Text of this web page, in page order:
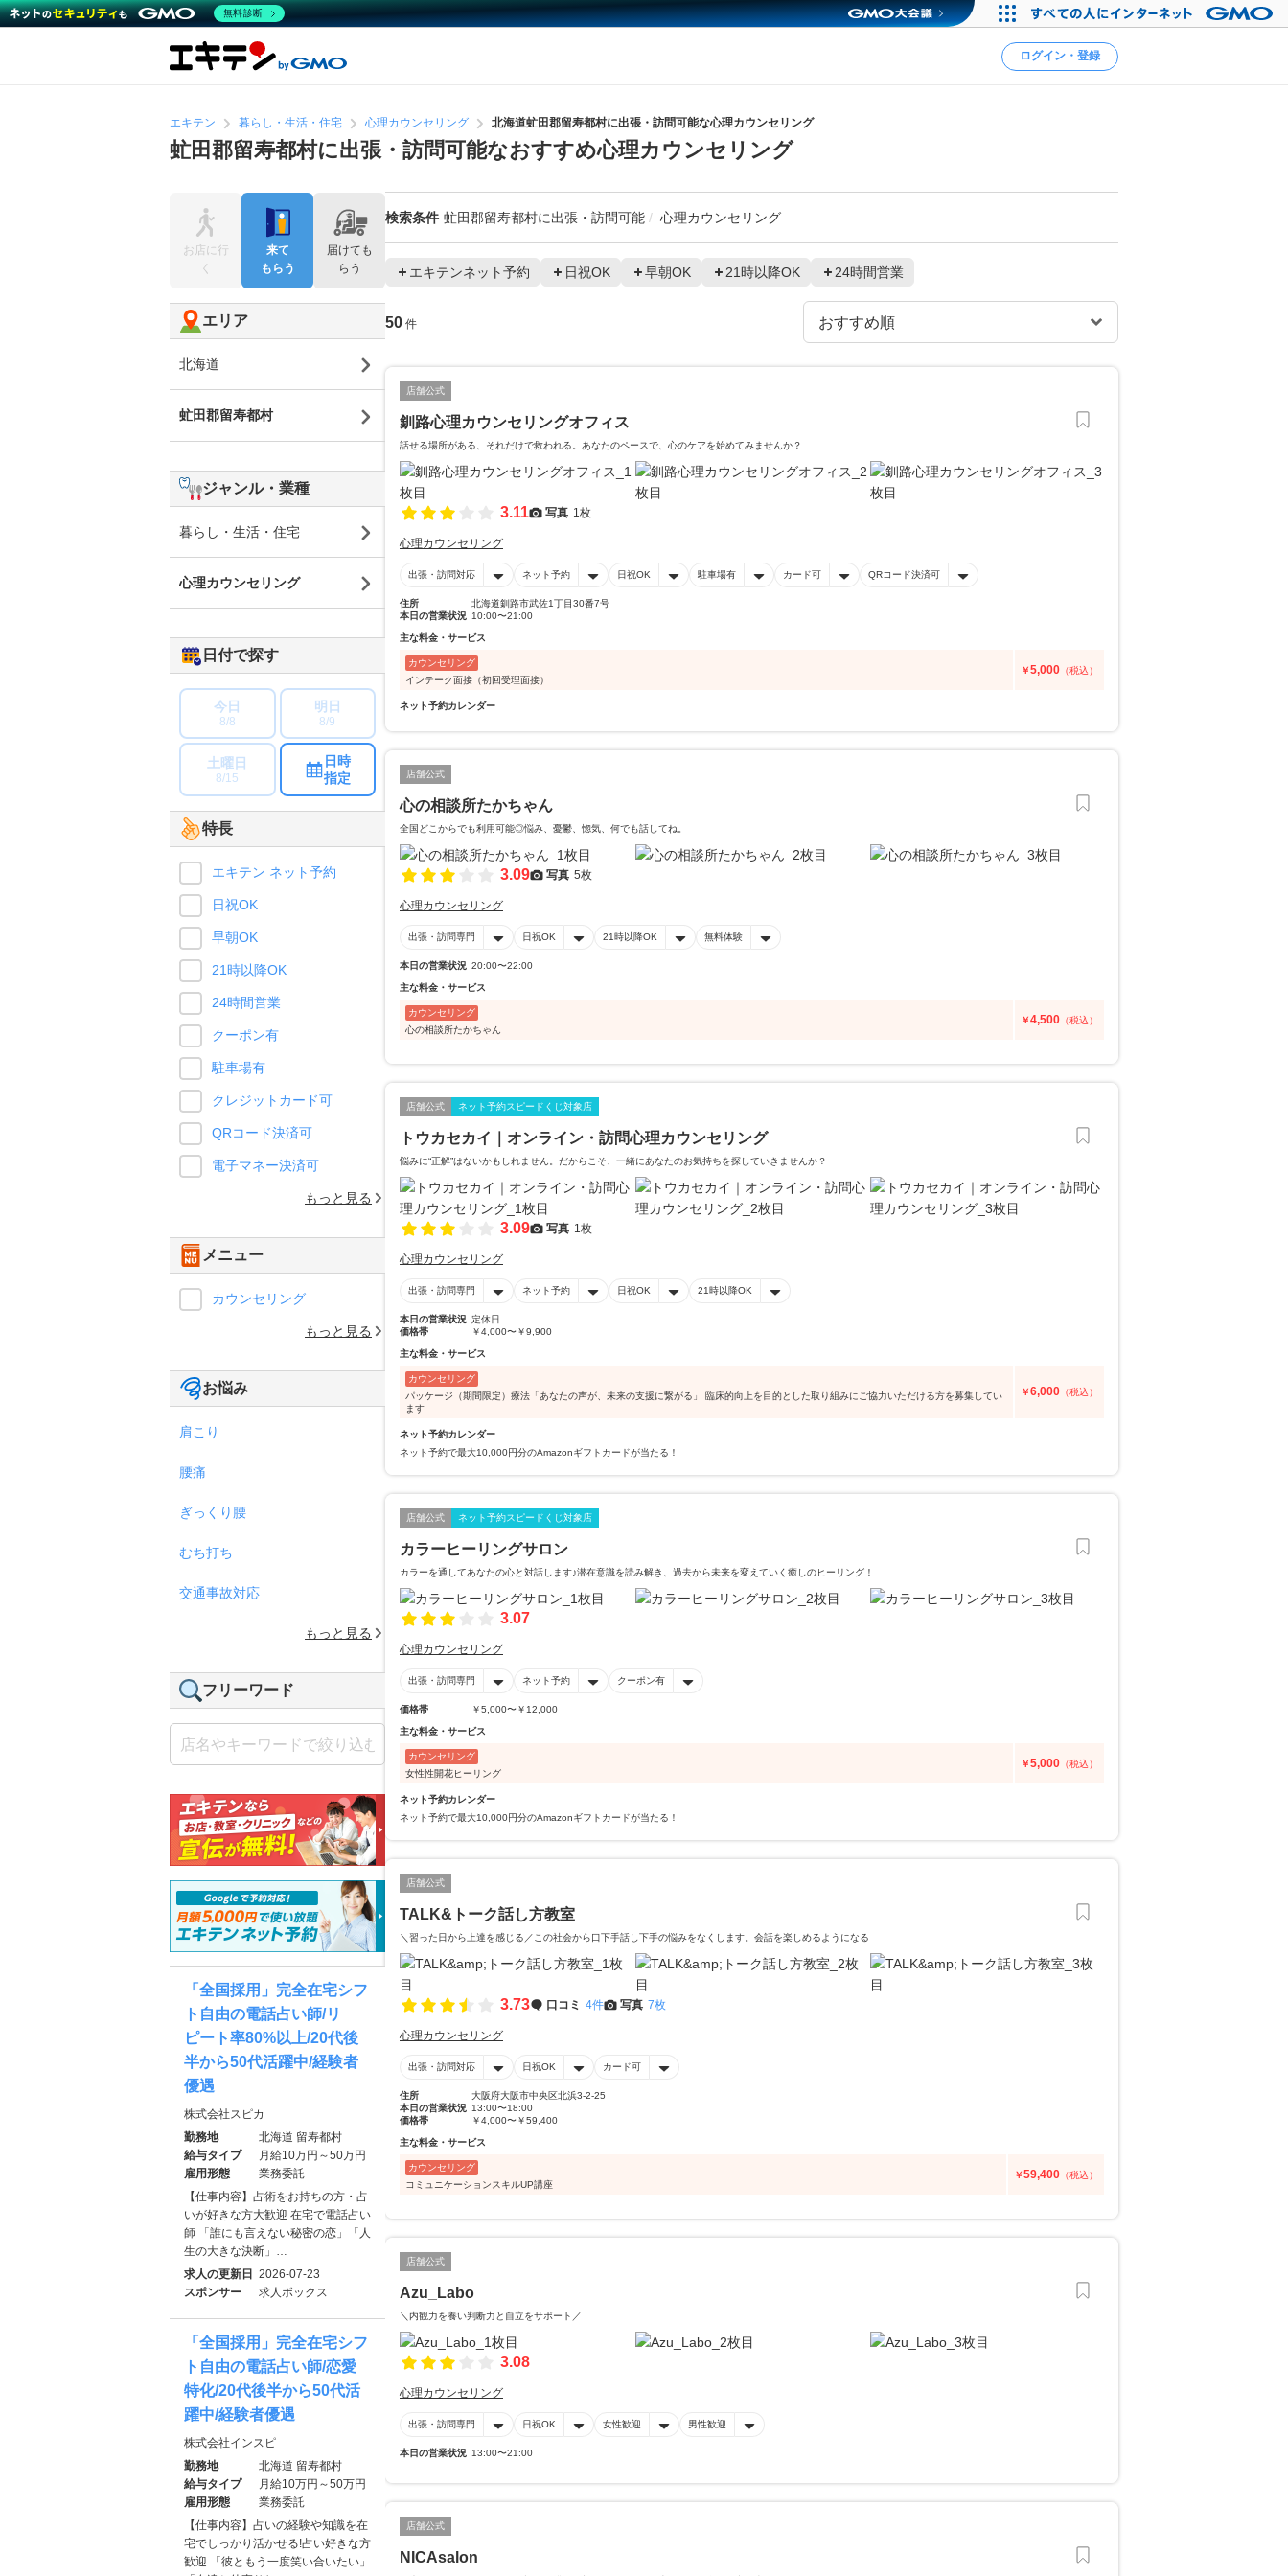
ログイン・登録
エキテン 暮らし・生活・住宅 心理カウンセリング 北海道虻田郡留寿都村に出張・訪問可能な心理カウンセリング
虻田郡留寿都村に出張・訪問可能なおすすめ心理カウンセリング
検索条件 虻田郡留寿都村に出張・訪問可能 心理カウンセリング
エキテンネット予約 日祝OK 早朝OK 21時以降OK 24時間営業
50 件
店舗公式
釧路心理カウンセリングオフィス
話せる場所がある、それだけで救われる。あなたのペースで、心のケアを始めてみませんか？
3.11 写真 1枚
心理カウンセリング
出張・訪問対応 ネット予約 日祝OK 駐車場有 カード可 QRコード決済可
住所
北海道釧路市武佐1丁目30番7号
本日の営業状況 10:00〜21:00
主な料金・サービス
カウンセリング
インテーク面接（初回受理面接）
￥5,000 （税込）
ネット予約カレンダー
店舗公式
心の相談所たかちゃん
全国どこからでも利用可能◎悩み、憂鬱、惚気、何でも話してね。
3.09 写真 5枚
心理カウンセリング
出張・訪問専門 日祝OK 21時以降OK 無料体験
本日の営業状況 20:00〜22:00
主な料金・サービス
カウンセリング
心の相談所たかちゃん
￥4,500 （税込）
店舗公式 ネット予約スピードくじ対象店
トウカセカイ｜オンライン・訪問心理カウンセリング
悩みに“正解”はないかもしれません。だからこそ、一緒にあなたのお気持ちを探していきませんか？
3.09 写真 1枚
心理カウンセリング
出張・訪問専門 ネット予約 日祝OK 21時以降OK
本日の営業状況 定休日
価格帯
￥4,000〜￥9,900
主な料金・サービス
カウンセリング
パッケージ（期間限定）療法「あなたの声が、未来の支援に繋がる」 臨床的向上を目的とした取り組みにご協力いただける方を募集してい
ます
￥6,000 （税込）
ネット予約カレンダー
ネット予約で最大10,000円分のAmazonギフトカードが当たる！
店舗公式 ネット予約スピードくじ対象店
カラーヒーリングサロン
カラーを通してあなたの心と対話します♪潜在意識を読み解き、過去から未来を変えていく癒しのヒーリング！
3.07
心理カウンセリング
出張・訪問専門 ネット予約 クーポン有
価格帯 ￥5,000〜￥12,000
主な料金・サービス
カウンセリング
女性性開花ヒーリング
￥5,000 （税込）
ネット予約カレンダー
ネット予約で最大10,000円分のAmazonギフトカードが当たる！
店舗公式
TALK&トーク話し方教室
＼習った日から上達を感じる／この社会から口下手話し下手の悩みをなくします。会話を楽しめるようになる
3.73 口コミ 4件 写真 7枚
心理カウンセリング
出張・訪問対応 日祝OK カード可
住所
大阪府大阪市中央区北浜3-2-25
本日の営業状況 13:00〜18:00
価格帯
￥4,000〜￥59,400
主な料金・サービス
カウンセリング
コミュニケーションスキルUP講座
￥59,400 （税込）
店舗公式
Azu_Labo
＼内観力を養い判断力と自立をサポート／
3.08
心理カウンセリング
出張・訪問専門 日祝OK 女性歓迎 男性歓迎
本日の営業状況 13:00〜21:00
店舗公式
NICAsalon
お店に行
く
来て
もらう
届けても
らう
エリア
北海道
虻田郡留寿都村
ジャンル・業種
暮らし・生活・住宅
心理カウンセリング
日付で探す
今日
8/8
明日
8/9
土曜日
8/15
日時
指定
特長
エキテン ネット予約
日祝OK
早朝OK
21時以降OK
24時間営業
クーポン有
駐車場有
クレジットカード可
QRコード決済可
電子マネー決済可
もっと見る
メニュー
カウンセリング
もっと見る
お悩み
肩こり
腰痛
ぎっくり腰
むち打ち
交通事故対応
もっと見る
フリーワード
「全国採用」完全在宅シフ
ト自由の電話占い師/リ
ピート率80%以上/20代後
半から50代活躍中/経験者
優遇
株式会社スピカ
勤務地
北海道 留寿都村
給与タイプ
月給10万円～50万円
雇用形態
業務委託
【仕事内容】占術をお持ちの方・占
いが好きな方大歓迎 在宅で電話占い
師 「誰にも言えない秘密の恋」「人
生の大きな決断」…
求人の更新日
2026-07-23
スポンサー
求人ボックス
「全国採用」完全在宅シフ
ト自由の電話占い師/恋愛
特化/20代後半から50代活
躍中/経験者優遇
株式会社インスピ
勤務地
北海道 留寿都村
給与タイプ
月給10万円～50万円
雇用形態
業務委託
【仕事内容】占いの経験や知識を在
宅でしっかり活かせる!占い好きな方
歓迎 「彼ともう一度笑い合いたい」
無料診断